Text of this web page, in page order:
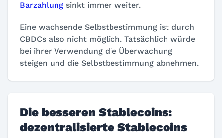
Barzahlung sinkt immer weiter.
Eine wachsende Selbstbestimmung ist durch
CBDCs also nicht möglich. Tatsächlich würde
bei ihrer Verwendung die Überwachung
steigen und die Selbstbestimmung abnehmen.
Die besseren Stablecoins:
dezentralisierte Stablecoins